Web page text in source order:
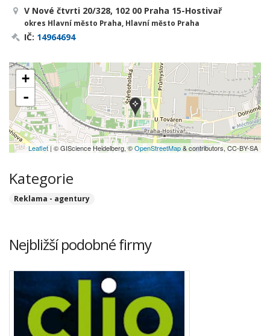
V Nové čtvrti 20/328, 102 00 Praha 15-Hostivař
okres Hlavní město Praha, Hlavní město Praha
IČ: 14964694
+
-
Leaflet| © GIScience Heidelberg, ©OpenStreetMap& contributors, CC-BY-SA
Kategorie
Reklama - agentury
Nejbližší podobné firmy